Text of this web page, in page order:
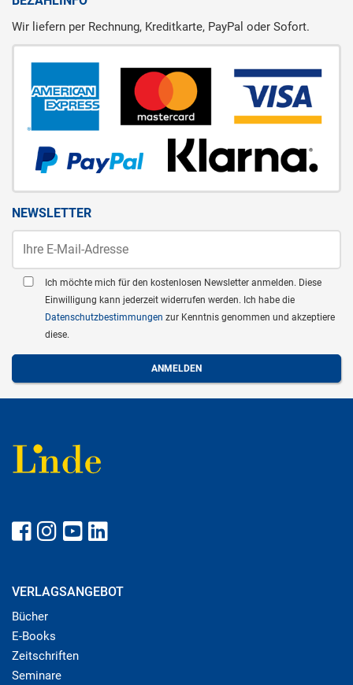
Wir liefern per Rechnung, Kreditkarte, PayPal oder Sofort.
NEWSLETTER
Ich möchte mich für den kostenlosen Newsletter anmelden. Diese
Einwilligung kann jederzeit widerrufen werden. Ich habe die
Datenschutzbestimmungen zur Kenntnis genommen und akzeptiere
diese.
VERLAGSANGEBOT
Bücher
E-Books
Zeitschriften
Seminare